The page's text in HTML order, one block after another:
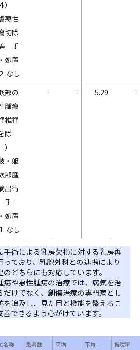
）
悪性
切除
手
処置
なし
部の
腫瘍
脊椎脊
除
）
・躯
部腫
出術
手
処置
なし
- - 5.29 -
手術による乳房欠損に対する乳房再
ており、乳腺外科との連携により
どちらにも対応しています。
瘍や悪性腫瘍の治療では、病気を治
だけでなく、創傷治療の専門家とし
を追及し、見た目と機能を整えるこ
できるよう心がけています。
名称 患者数
平均
平均
転院率